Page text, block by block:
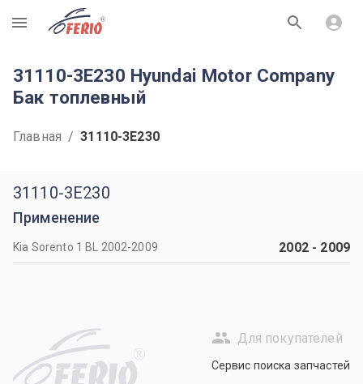
R
31110-3E230 Hyundai Motor Company
Бак топлевный
Главная / 31110-3E230
31110-3E230
Применение
Kia Sorento 1 BL 2002-2009 2002- 2009
R
Для покупателей
Сервис поиска запчастей